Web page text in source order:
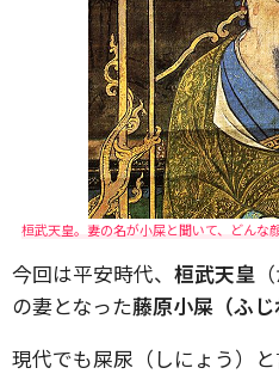
桓武天皇。妻の名が小屎と聞いて、どんな
今回は平安時代、 桓武天皇
の妻となった藤原小屎（ふじ
現代でも屎尿（しにょう）と